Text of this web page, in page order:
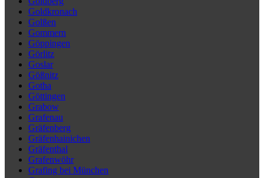
Goldkronach
Golßen
Gommern
Göppingen
Görlitz
Goslar
Gößnitz
Gotha
Göttingen
Grabow
Grafenau
Gräfenberg
Gräfenhainichen
Gräfenthal
Grafenwöhr
Grafing bei München